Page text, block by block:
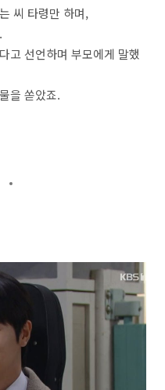
씨 타령만 하며,
고 선언하며 부모에게 말했
을 쏟았죠.